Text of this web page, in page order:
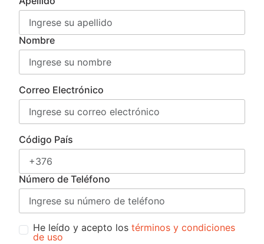
Nombre
Correo Electrónico
Código País
Número de Teléfono
He leído y acepto los términos y condiciones
de uso